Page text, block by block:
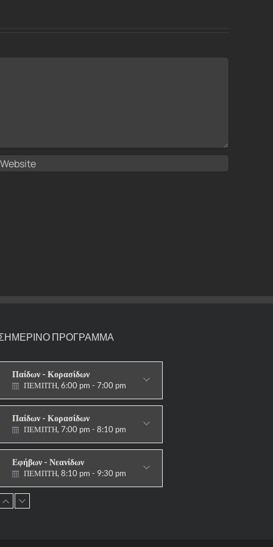
ΠΡΟΓΡΑΜΜΑ
Παίδων - Κορασίδων
ΠΕΜΠΤΗ, 6:00 pm - 7:00 pm
Παίδων - Κορασίδων
ΠΕΜΠΤΗ, 7:00 pm - 8:10 pm
Εφήβων - Νεανίδων
ΠΕΜΠΤΗ, 8:10 pm - 9:30 pm
ΑΥΤΟΑΜΥΝΑ
Ανδρών - Γυναικών